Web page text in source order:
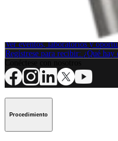
¿Cómo podemos
Ver eventos, laboratorios y
Regístrese para recibir: ¿Qué hay
Procedimiento